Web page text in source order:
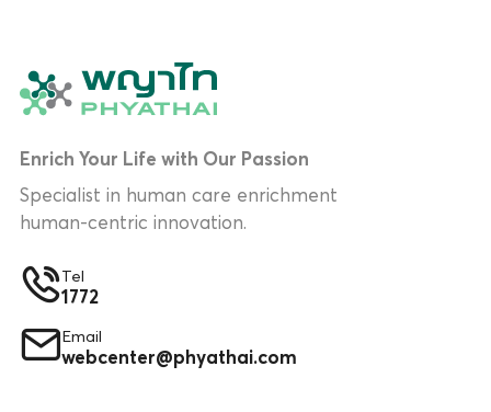
Enrich Your Life with Our Passion
Specialist in human care enrichment
human-centric innovation.
Tel
1772
Email
webcenter@phyathai.com